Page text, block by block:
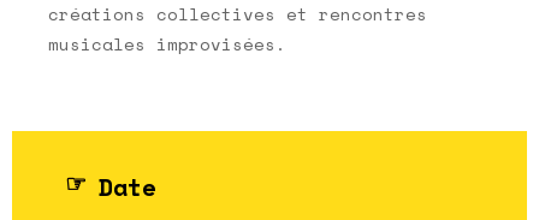
créations collectives et rencontres
musicales improvisées.
Date